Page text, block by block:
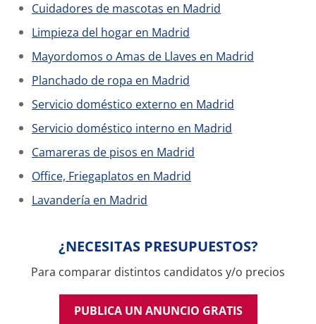
Cuidadores de mascotas en Madrid
Limpieza del hogar en Madrid
Mayordomos o Amas de Llaves en Madrid
Planchado de ropa en Madrid
Servicio doméstico externo en Madrid
Servicio doméstico interno en Madrid
Camareras de pisos en Madrid
Office, Friegaplatos en Madrid
Lavandería en Madrid
¿NECESITAS PRESUPUESTOS?
Para comparar distintos candidatos y/o precios
PUBLICA UN ANUNCIO GRATIS